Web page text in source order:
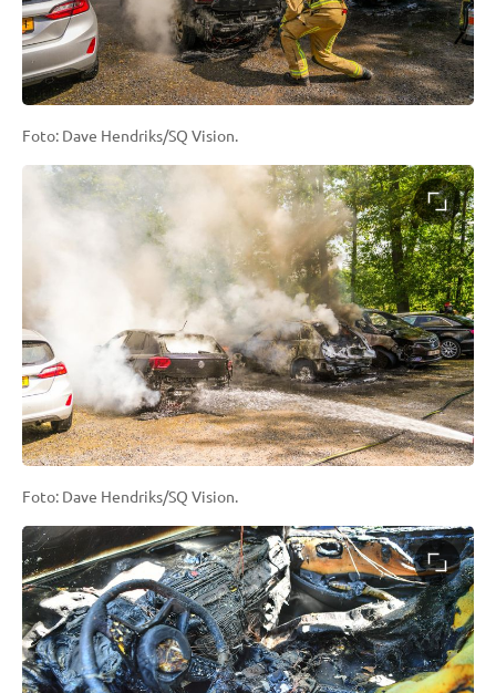
Foto: Dave Hendriks/SQ Vision.
Foto: Dave Hendriks/SQ Vision.